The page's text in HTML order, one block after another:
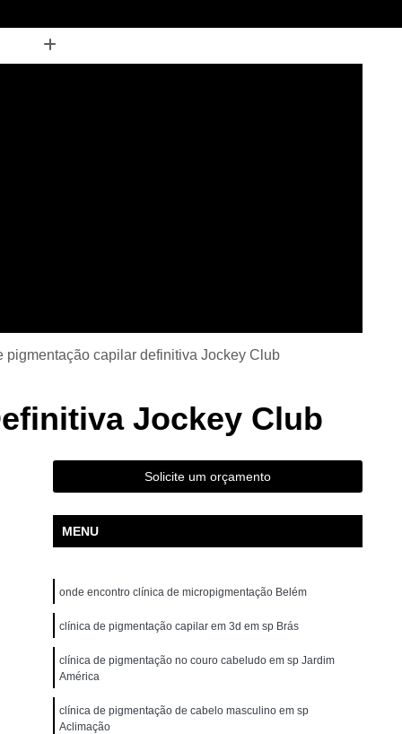
de Cabelo São Caetano do Sul
para Iniciantes Rio Grande da Serra
Curso de Pigmentação Capilar Ribeirão Pires
Capilar São Caetano do Sul
Micropigmentação Santo André
Capilar São Bernardo do Campo
Presencial Mauá
Micropigmentação Capilar 3d
Micropigmentação Capilar em 3d
Micropigmentação Capilar Entradas
Micropigmentação Capilar para Calvície
pigmentação capilar definitiva Jockey Club
Jockey Club
Solicite um orçamento
MENU
onde encontro clínica de micropigmentação Belém
clínica de pigmentação capilar em 3d em sp Brás
clínica de pigmentação no couro cabeludo em sp Jardim
América
clínica de pigmentação de cabelo masculino em sp
Aclimação